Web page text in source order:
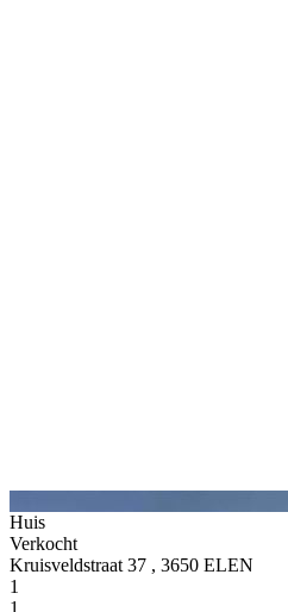
Huis
Verkocht
Kruisveldstraat 37 , 3650 ELEN
1
1